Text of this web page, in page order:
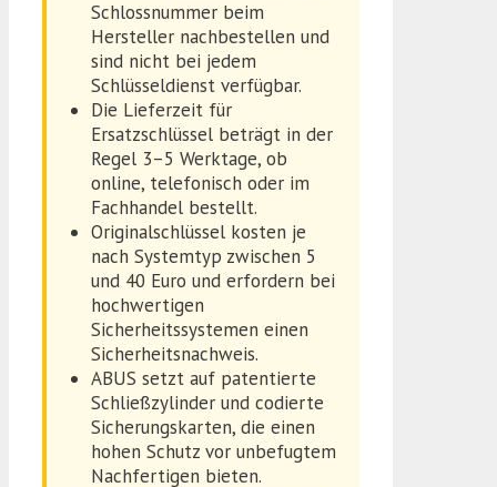
Schlossnummer beim
Hersteller nachbestellen und
sind nicht bei jedem
Schlüsseldienst verfügbar.
Die Lieferzeit für
Ersatzschlüssel beträgt in der
Regel 3–5 Werktage, ob
online, telefonisch oder im
Fachhandel bestellt.
Originalschlüssel kosten je
nach Systemtyp zwischen 5
und 40 Euro und erfordern bei
hochwertigen
Sicherheitssystemen einen
Sicherheitsnachweis.
ABUS setzt auf patentierte
Schließzylinder und codierte
Sicherungskarten, die einen
hohen Schutz vor unbefugtem
Nachfertigen bieten.